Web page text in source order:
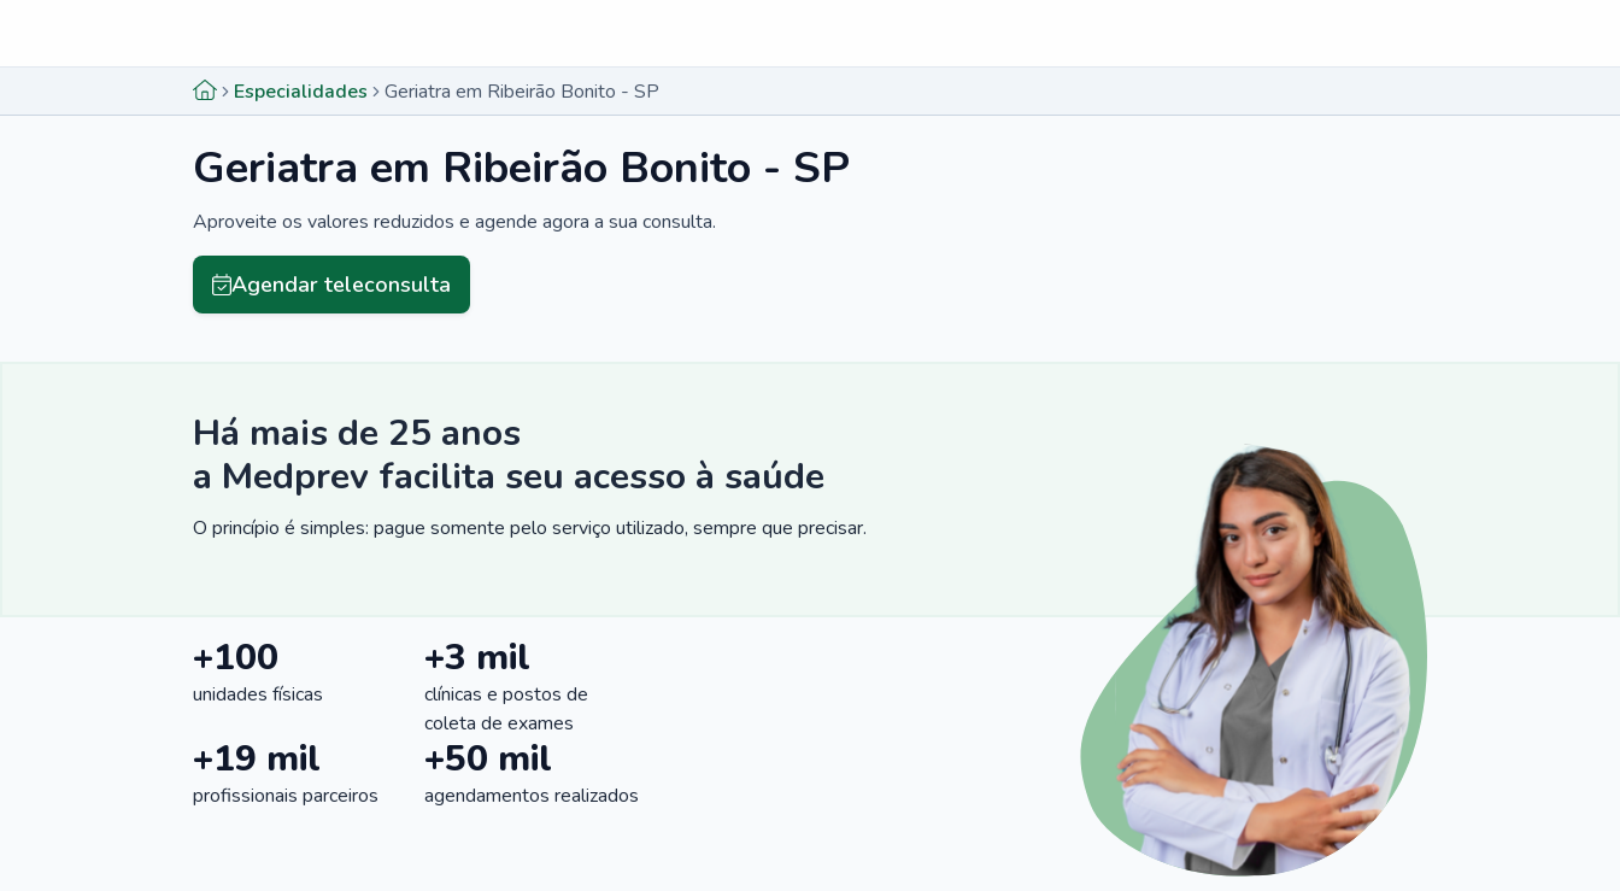
Especialidades Geriatra em Ribeirão Bonito - SP
Geriatra em Ribeirão Bonito - SP
Aproveite os valores reduzidos e agende agora a sua consulta.
Agendar teleconsulta
Há mais de 25 anos
a Medprev facilita seu acesso à saúde
O princípio é simples: pague somente pelo serviço utilizado, sempre que precisar.
+100
unidades físicas
+3 mil
clínicas e postos de
coleta de exames
+19 mil
profissionais parceiros
+50 mil
agendamentos realizados